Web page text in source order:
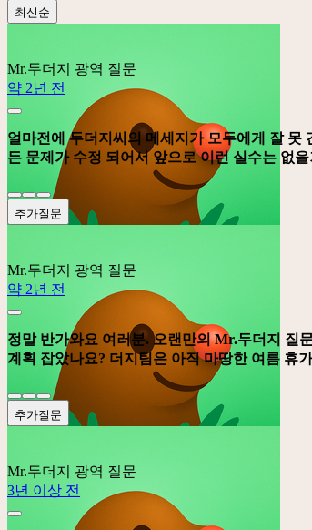
최신순
Mr.두더지
광역 질문
약 2년 전
얼마전에 두더지씨의 메세지가 모두에게 잘 못
든 문제가 수정 되어서 앞으로 이런 실수는 없
추가질문
Mr.두더지
광역 질문
약 2년 전
정말 반가와요 여러분. 오랜만의 Mr.두더지 질
계획 잡았나요? 더지팀은 아직 마땅한 여름 휴
추가질문
Mr.두더지
광역 질문
3년 이상 전